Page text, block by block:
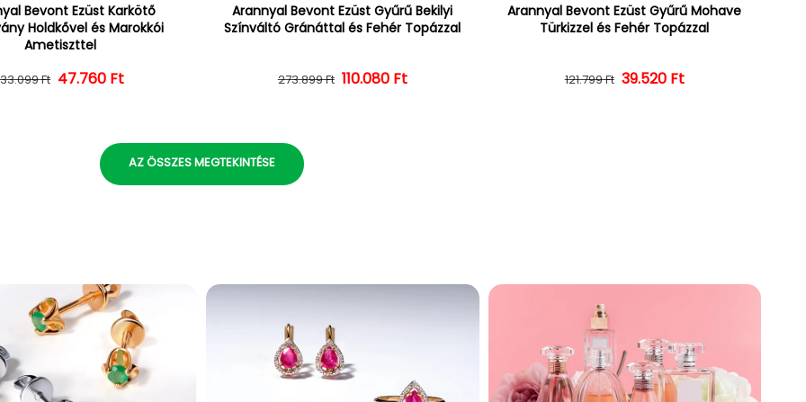
Bevont Ezüst Karkötő
Holdkővel és Marokkói
Ametiszttel
Normál ár
Ft Kedvezményes ár
47.760 Ft
Arannyal Bevont Ezüst Gyűrű Bekilyi
Színváltó Gránáttal és Fehér Topázzal
Normál ár
273.899 Ft Kedvezményes ár
110.080 Ft
Arannyal Bevont Ezüst Gyűrű Mohave
Türkizzel és Fehér Topázzal
Normál ár
121.799 Ft Kedvezményes ár
39.520 Ft
AZ ÖSSZES MEGTEKINTÉSE